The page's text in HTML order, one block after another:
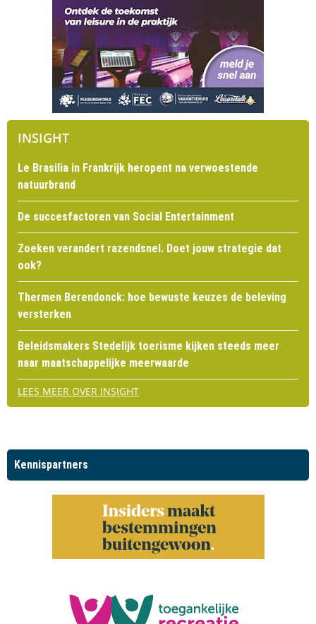
INSIGHT
Le Brasilia in Frankrijk heropent na verwoestende
natuurbrand
De succesfactoren van Social Entertainment
Zoeken verandert razendsnel. Doet jouw strategie dat
ook?
Thermen Berendonck: hoe bewuste keuzes de beleving
versterken
Beleidsmakers Stedelijk toerisme kijken steeds meer
naar maatschappelijke meerwaarde
LEES MEER OVER INSIGHT
Kennispartners